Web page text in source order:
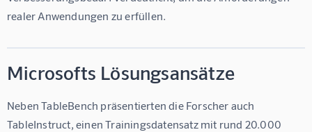
realer Anwendungen zu erfüllen.
Microsofts Lösungsansätze
Neben TableBench präsentierten die Forscher auch
TableInstruct, einen Trainingsdatensatz mit rund 20.000